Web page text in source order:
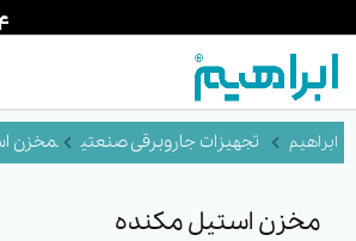
تجهیزات جاروبرقی صنعتی مخزن
مخزن استیل مکنده